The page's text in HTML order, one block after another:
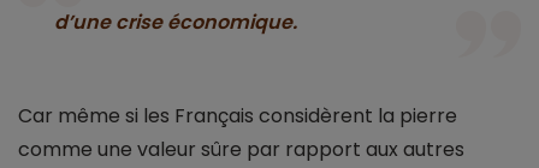
d’une crise économique.
Car même si les Français considèrent la pierre
comme une valeur sûre par rapport aux autres